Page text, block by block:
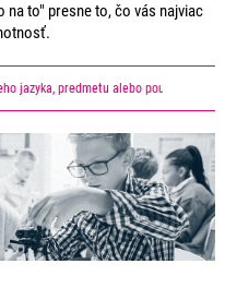
na to" presne to, čo vás najviac